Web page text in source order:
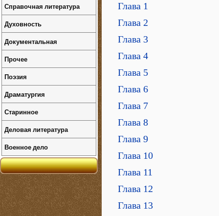
Глава 1
Глава 2
Глава 3
Глава 4
Глава 5
Глава 6
Глава 7
Глава 8
Глава 9
Глава 10
Глава 11
Глава 12
Глава 13
Справочная литература
Духовность
Документальная
Прочее
Поэзия
Драматургия
Старинное
Деловая литература
Военное дело